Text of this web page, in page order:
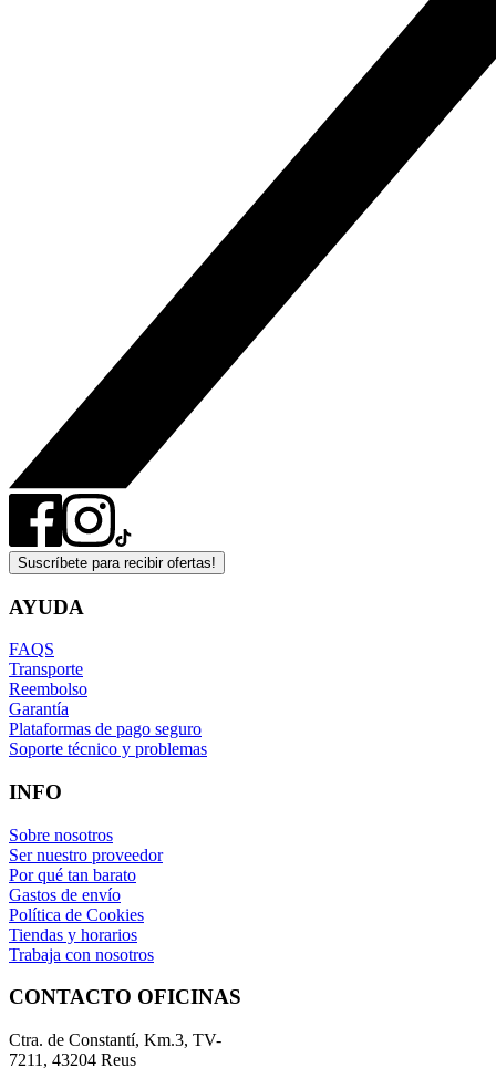
Suscríbete para recibir ofertas!
AYUDA
FAQS
Transporte
Reembolso
Garantía
Plataformas de pago seguro
Soporte técnico y problemas
INFO
Sobre nosotros
Ser nuestro proveedor
Por qué tan barato
Gastos de envío
Política de Cookies
Tiendas y horarios
Trabaja con nosotros
CONTACTO OFICINAS
Ctra. de Constantí, Km.3, TV-
7211, 43204 Reus